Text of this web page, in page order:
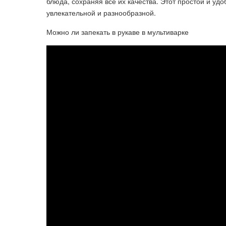
увлекательной и разнообразной.
Можно ли запекать в рукаве в мультиварке